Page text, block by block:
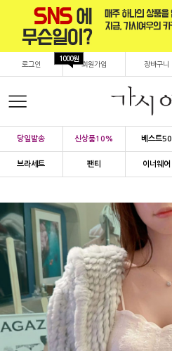
로그인 회원가입
1000원
장바구니
당일발송 신상품10% 베스트50
브라세트 팬티 이너웨어